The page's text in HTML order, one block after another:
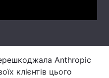
Anthropic
клієнтів цього